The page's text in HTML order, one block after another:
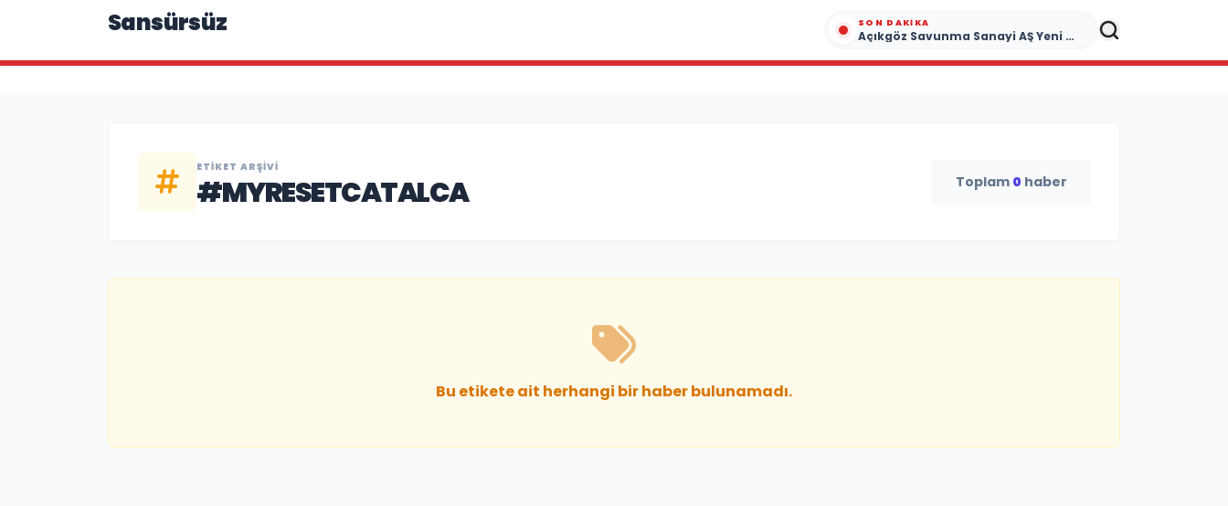
Sansürsüz SON DAKIKA
Açıkgöz Savunma Sanayi AŞ Yeni Yönetim Kurulunu Açıkladı ve Savunma Sanayinde Küresel Vizyon Vurgusu
ETIKET ARŞIVI
#MYRESETCATALCA Toplam 0 haber
Bu etikete ait herhangi bir haber bulunamadı.